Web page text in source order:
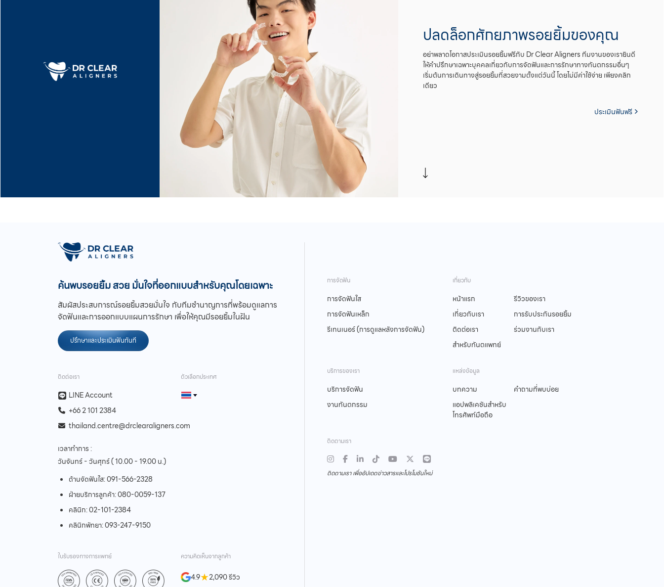
ปลดล็อกศักยภาพรอยยิ้มของคุณ
อย่าพลาดโอกาสประเมินรอยยิ้มฟรีกับ Dr Clear Aligners ทีมงานของเรายินดี
ให้คำปรึกษาเฉพาะบุคคลเกี่ยวกับการจัดฟันและการรักษาทางทันตกรรมอื่นๆ
เริ่มต้นการเดินทางสู่รอยยิ้มที่สวยงามตั้งแต่วันนี้ โดยไม่มีค่าใช้จ่าย เพียงคลิก
เดียว
ประเมินฟันฟรี
ทำไมต้อง Dr Clear Aligners
การดูแลอย่างมี
เทคโนโลยีล้ำสมัยและ
การรับประกันตลอดอายุ
การรับประกันระยะยาว
คุณ
ค้นพบรอยยิ้ม สวย มั่นใจที่ออกแบบสำหรับคุณโดยเฉพาะ
สัมผัสประสบการณ์รอยยิ้มสวยมั่นใจ กับทีมชำนาญการที่พร้อมดูแลการ
จัดฟันและการออกแบบแผนการรักษา เพื่อให้คุณมีรอยยิ้มในฝัน
ปรึกษาและประเมินฟันทันที
ติดต่อเรา
LINE Account
+66 2 101 2384
thailand.centre@drclearaligners.com
เวลาทำการ :
วันจันทร์ - วันศุกร์ ( 10.00 - 19.00 น.)
ด้านจัดฟันใส:091-566-2328
ฝ่ายบริการลูกค้า:080-0059-137
คลินิก:02-101-2384
คลินิกพัทยา:093-247-9150
ตัวเลือกประเทศ
ใบรับรองทางการแพทย์ ความคิดเห็นจากลูกค้า
4.9★2,090 รีวิว
การจัดฟัน
การจัดฟันใส
การจัดฟันเหล็ก
รีเทนเนอร์ (การดูแลหลังการจัดฟัน)
เกี่ยวกับ
หน้าแรก
เกี่ยวกับเรา
ติดต่อเรา
สำหรับทันตแพทย์
รีวิวของเรา
การรับประกันรอยยิ้ม
ร่วมงานกับเรา
บริการของเรา
บริการจัดฟัน
งานทันตกรรม
แหล่งข้อมูล
บทความ
แอปพลิเคชันสำหรับ
โทรศัพท์มือถือ
คำถามที่พบบ่อย
ติดตามเรา
ติดตามเรา เพื่ออัปเดตข่าวสารและโปรโมชันใหม่